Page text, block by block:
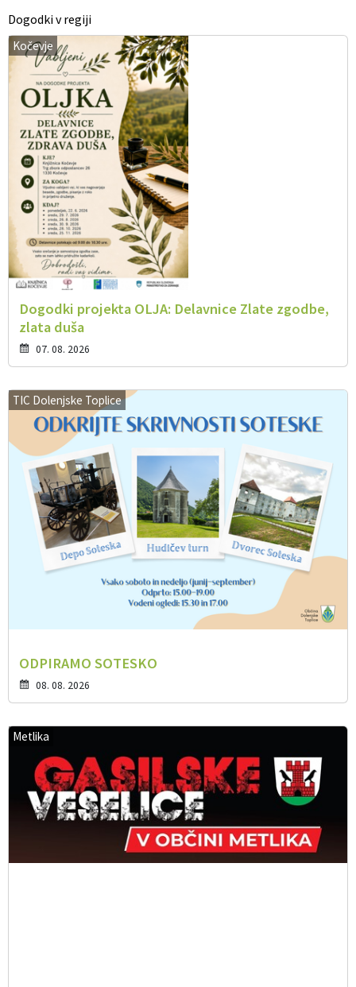
Dogodki v regiji
Kočevje
Dogodki projekta OLJA: Delavnice Zlate zgodbe,
zlata duša
07. 08. 2026
TIC Dolenjske Toplice
ODPIRAMO SOTESKO
08. 08. 2026
Metlika